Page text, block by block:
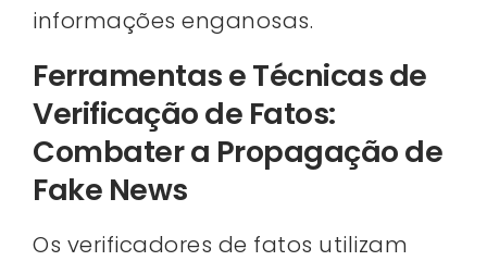
informações enganosas.
Ferramentas e Técnicas de
Verificação de Fatos:
Combater a Propagação de
Fake News
Os verificadores de fatos utilizam